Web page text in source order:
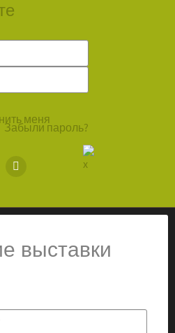
меня
Забыли пароль?
выставки